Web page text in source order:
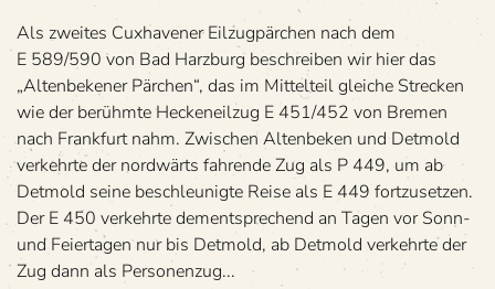
Stadt
Als zwei­tes Cux­ha­ve­ner Eil­zug­pär­chen nach dem
E 589/590 von Bad Harz­burg beschrei­ben wir hier das
„Alten­be­ke­ner Pär­chen“, das im Mit­tel­teil glei­che Stre­cken
wie der berühmte Hecken­eil­zug E 451/452 von Bre­men
nach Frank­furt nahm. Zwi­schen Alten­be­ken und Det­mold
ver­kehrte der nord­wärts fah­rende Zug als P 449, um ab
Det­mold seine beschleu­nigte Reise als E 449 fort­zu­set­zen.
Der E 450 ver­kehrte dem­entspre­chend an Tagen vor Sonn-
und Fei­er­ta­gen nur bis Det­mold, ab Det­mold ver­kehrte der
Zug dann als Per­so­nen­zug...